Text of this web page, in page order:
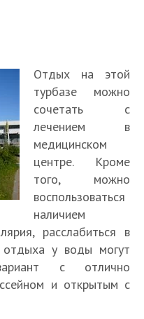
Отдых на этой
турбазе можно
сочетать с
лечением в
медицинском
центре. Кроме
того, можно
воспользоваться
наличием
расслабиться в
у воды могут
с отлично
и открытым с